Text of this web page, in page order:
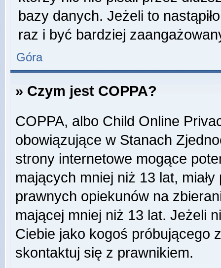
bazy danych. Jeżeli to
raz i być bardziej
Góra
» Czym jest COPPA?
COPPA, albo Child Online
obowiązujące w Stanach
strony internetowe mogące
mających mniej niż 13 lat,
prawnych opiekunów na
mającej mniej niż 13 lat. Jeżeli
Ciebie jako kogoś próbującego
skontaktuj się z prawnikiem.